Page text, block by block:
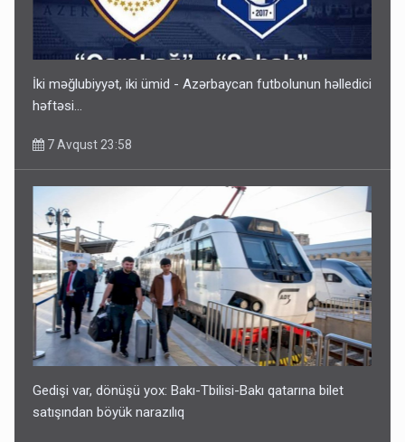
Gedişi var, dönüşü yox: Bakı-Tbilisi-Bakı qatarına bilet
satışından böyük narazılıq
Geri çağırılan səfir Abel Məhərrəmovun oğludur - DOSYE
7 Avqust 14:07
İki məğlubiyyət, iki ümid - Azərbaycan futbolunun həlledici
həftəsi...
7 Avqust 23:58
Gedişi var, dönüşü yox: Bakı-Tbilisi-Bakı qatarına bilet
satışından böyük narazılıq